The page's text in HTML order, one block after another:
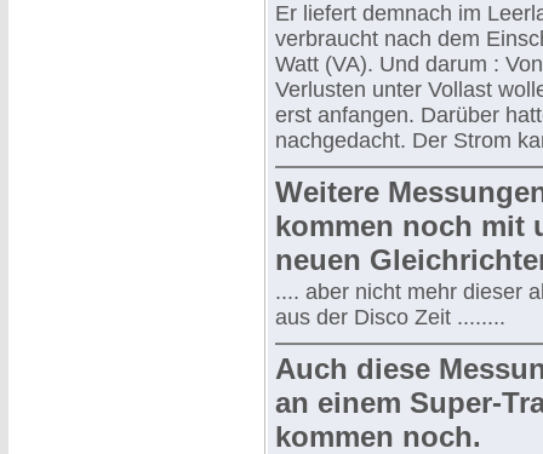
Er liefert demnach im
verbraucht nach dem
Watt (VA). Und darum :
Verlusten unter Vollast
erst anfangen. Darüber
nachgedacht. Der Strom
Weitere
kommen noch mit
neuen
.... aber nicht mehr dieser
aus der Disco Zeit ........
Auch diese
an einem Super-
kommen noch.